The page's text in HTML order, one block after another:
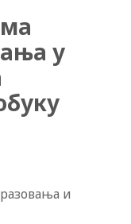
у
и